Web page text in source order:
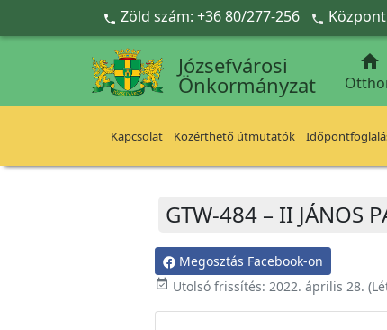
Ugrás a fő tartalomra
 Zöld szám: +36 80/277-256 
Józsefvárosi
Önkormányzat

Kapcsolat Közérthető útmutatók
GTW-484 – II JÁNOS
Megosztás Facebook-on
event_available Utolsó frissítés: 2022. április 28.